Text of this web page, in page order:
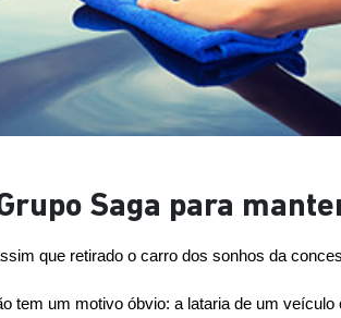
Saga para
que retirado o carro dos sonhos da
tem um motivo óbvio: a lataria de um